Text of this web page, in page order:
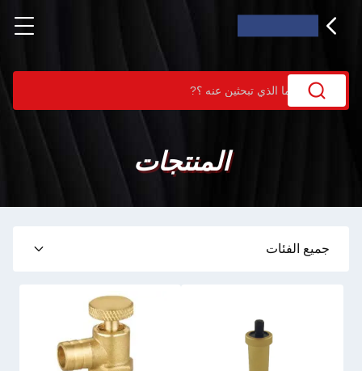
المنتجات
جميع الفئات